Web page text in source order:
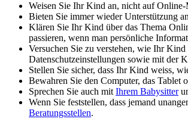
Weisen Sie Ihr Kind an, nicht auf Online-
Bieten Sie immer wieder Unterstützung
Klären Sie Ihr Kind über das Thema
passieren, wenn man persönliche
Versuchen Sie zu verstehen, wie Ihr
Datenschutzeinstellungen sowie mit der
Stellen Sie sicher, dass Ihr Kind weiss,
Bewahren Sie den Computer, das
Sprechen Sie auch mit Ihrem Babysitter
Wenn Sie feststellen, dass jemand
Beratungsstellen.